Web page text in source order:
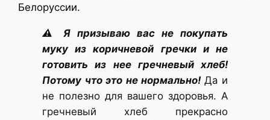
Белоруссии.
⚠ Я призываю вас не покупать
муку из коричневой гречки и не
готовить из нее гречневый хлеб!
Потому что это не нормально! Да и
не полезно для вашего здоровья. А
гречневый хлеб прекрасно